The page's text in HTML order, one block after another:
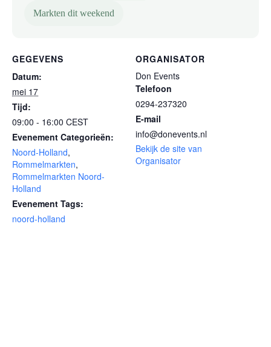
Markten dit weekend
GEGEVENS
Datum:
mei 17
Tijd:
09:00 - 16:00 CEST
Evenement Categorieën:
Noord-Holland,
Rommelmarkten,
Rommelmarkten Noord-
Holland
Evenement Tags:
noord-holland
ORGANISATOR
Don Events
Telefoon
0294-237320
E-mail
info@donevents.nl
Bekijk de site van
Organisator